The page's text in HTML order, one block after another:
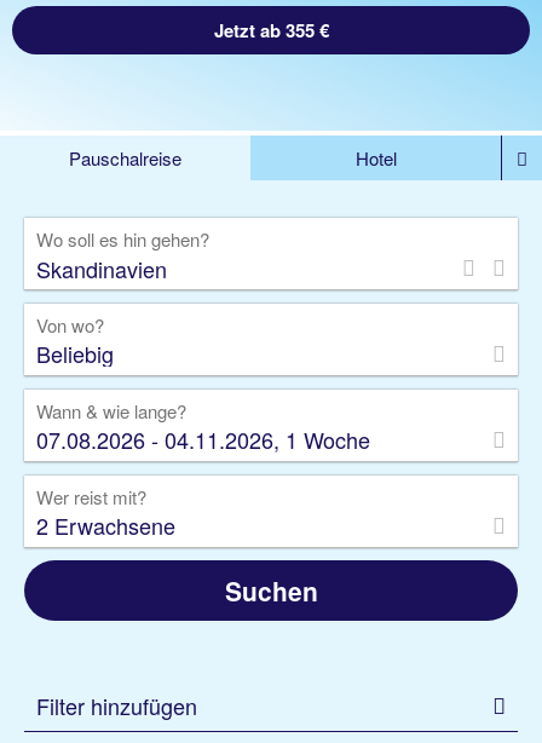
Jetzt ab 355 €
Pauschalreise
Hotel
Rundreise
Kreuzfahrt
Gruppenreise
Camper Privattransfer
Wo soll es hin gehen?
Von wo?
Beliebig
Wann & wie lange?
07.08.2026 - 04.11.2026, 1 Woche
Wer reist mit?
2 Erwachsene
Suchen
Filter hinzufügen